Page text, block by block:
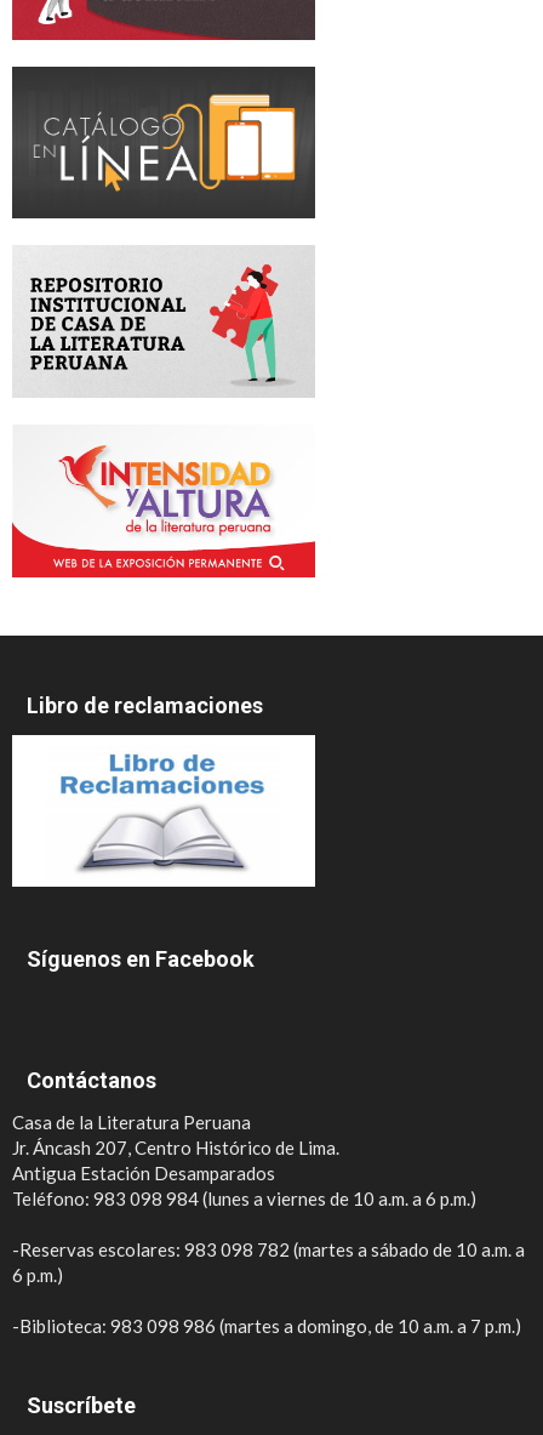
Libro de reclamaciones
Síguenos en Facebook
Contáctanos
Casa de la Literatura Peruana
Jr. Áncash 207, Centro Histórico de Lima.
Antigua Estación Desamparados
Teléfono: 983 098 984 (lunes a viernes de 10 a.m. a 6 p.m.)
-Reservas escolares: 983 098 782 (martes a sábado de 10 a.m. a
6 p.m.)
-Biblioteca: 983 098 986 (martes a domingo, de 10 a.m. a 7 p.m.)
Suscríbete